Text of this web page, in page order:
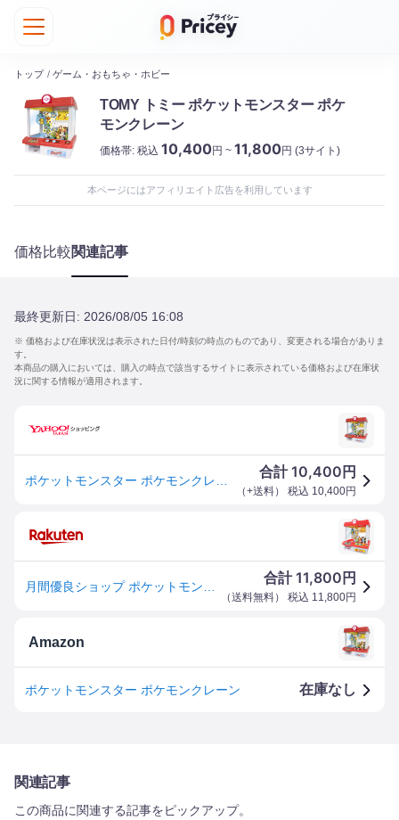
トップ / ゲーム・おもちゃ・ホビー
TOMY トミー ポケットモンスター ポケ
モンクレーン
価格帯: 税込 10,400円 ~ 11,800円 (3サイト)
本ページにはアフィリエイト広告を利用しています
価格比較関連記事
最終更新日: 2026/08/05 16:08
※ 価格および在庫状況は表示された日付/時刻の時点のものであり、変更される場合がありま
す。
本商品の購入においては、購入の時点で該当するサイトに表示されている価格および在庫状
況に関する情報が適用されます。
合計10,400 円
（+送料） 税込 10,400円
合計11,800 円
（送料無料） 税込 11,800円
Amazon
ポケットモンスター ポケモンクレーン 在庫なし
関連記事
この商品に関連する記事をピックアップ。